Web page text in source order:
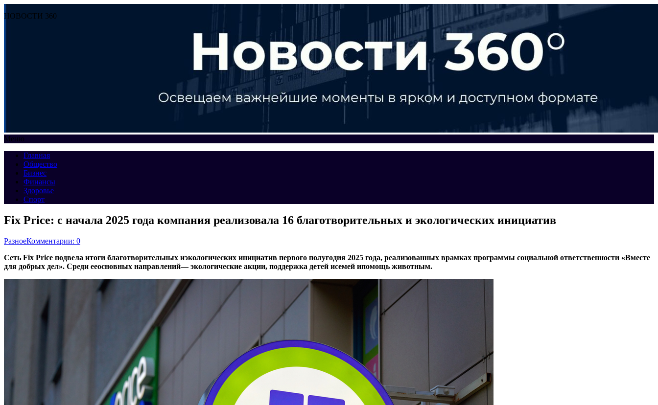
НОВОСТИ 360
Меню
Главная
Общество
Бизнес
Финансы
Здоровье
Спорт
Fix Price: с начала 2025 года компания реализовала 16 благотворительных и экологических инициатив
РазноеКомментарии: 0
Сеть Fix Price подвела итоги благотворительных иэкологических инициатив первого полугодия 2025 года, реализованных врамках программы социальной ответственности «Вместе
для добрых дел». Среди ееосновных направлений— экологические акции, поддержка детей исемей ипомощь животным.